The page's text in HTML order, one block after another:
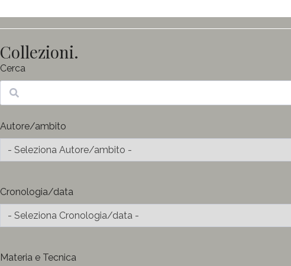
Collezioni.
Cerca
Ricerca
Autore/ambito
Cronologia/data
Materia e Tecnica